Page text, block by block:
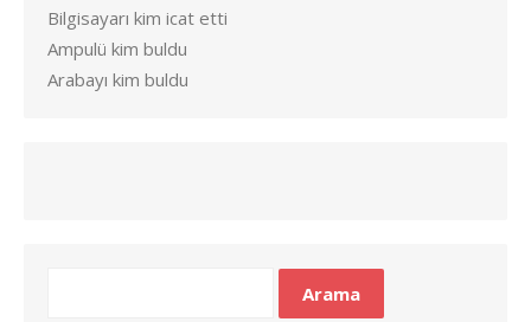
Bilgisayarı kim icat etti
Ampulü kim buldu
Arabayı kim buldu